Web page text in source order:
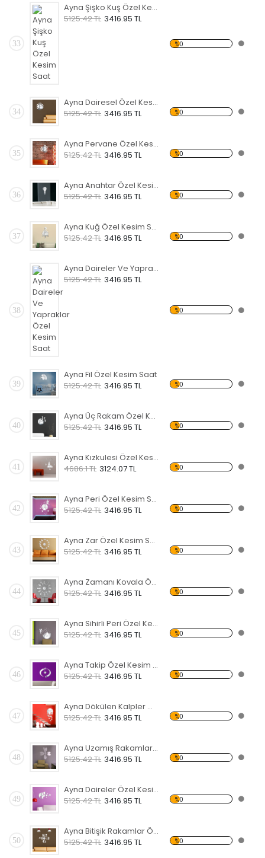
33
Ayna Şişko Kuş Özel Kesim Saat
5125.42 TL 3416.95 TL
%0
34
Ayna Dairesel Özel Kesim Saat
5125.42 TL 3416.95 TL %0
35
Ayna Pervane Özel Kesim Saat
5125.42 TL 3416.95 TL %0
36
Ayna Anahtar Özel Kesim Saat
5125.42 TL 3416.95 TL %0
37
Ayna Kuğ Özel Kesim Saat
5125.42 TL 3416.95 TL %0
38
Ayna Daireler Ve Yapraklar Özel Kesim Saat
5125.42 TL 3416.95 TL
%0
39
Ayna Fil Özel Kesim Saat
5125.42 TL 3416.95 TL %0
40
Ayna Üç Rakam Özel Kesim Saat
5125.42 TL 3416.95 TL %0
41
Ayna Kızkulesi Özel Kesim Saat
4686.1 TL 3124.07 TL %0
42
Ayna Peri Özel Kesim Saat
5125.42 TL 3416.95 TL %0
43
Ayna Zar Özel Kesim Saat
5125.42 TL 3416.95 TL %0
44
Ayna Zamanı Kovala Özel Kesim Saat
5125.42 TL 3416.95 TL %0
45
Ayna Sihirli Peri Özel Kesim Saat
5125.42 TL 3416.95 TL %0
46
Ayna Takip Özel Kesim Saat
5125.42 TL 3416.95 TL %0
47
Ayna Dökülen Kalpler Özel Kesim Saat
5125.42 TL 3416.95 TL %0
48
Ayna Uzamış Rakamlar Özel Kesim Saat
5125.42 TL 3416.95 TL %0
49
Ayna Daireler Özel Kesim Saat
5125.42 TL 3416.95 TL %0
50
Ayna Bitişik Rakamlar Özel Kesim Saat
5125.42 TL 3416.95 TL %0